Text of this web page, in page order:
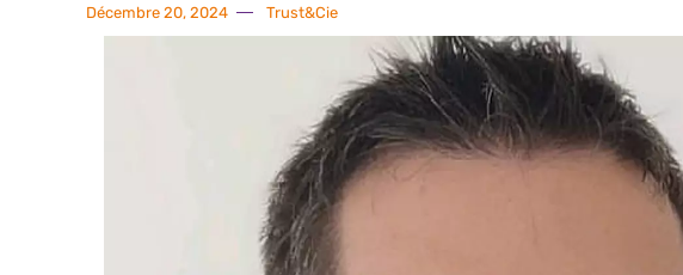
Décembre 20, 2024 Trust&Cie